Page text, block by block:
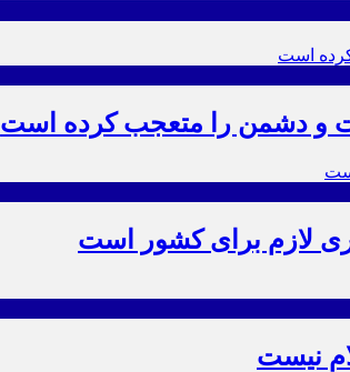
و دشمن را متعجب کرده است
لازم برای کشور است
نیست